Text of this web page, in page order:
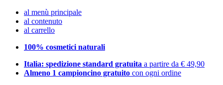
al menù principale
al contenuto
al carrello
100% cosmetici naturali
Italia: spedizione standard gratuita a partire da € 49,90
Almeno 1 campioncino gratuito con ogni ordine